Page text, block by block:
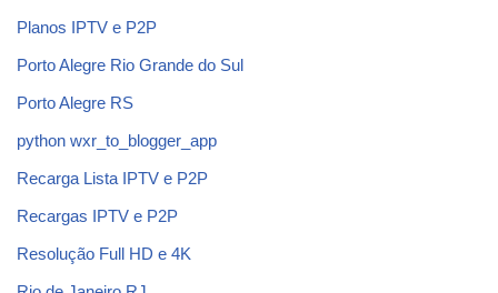
Planos IPTV e P2P
Porto Alegre Rio Grande do Sul
Porto Alegre RS
python wxr_to_blogger_app
Recarga Lista IPTV e P2P
Recargas IPTV e P2P
Resolução Full HD e 4K